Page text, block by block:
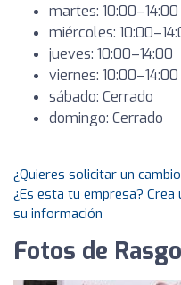
martes: 10:00–14:00
miércoles:
jueves: 10:00–14:00
viernes: 10:00–14:00
sábado: Cerrado
domingo: Cerrado
¿Quieres solicitar un
¿Es esta tu empresa?
su información
Fotos de